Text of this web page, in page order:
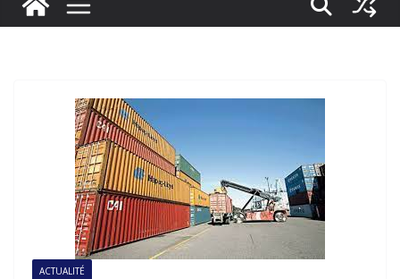
ACTUALITÉ